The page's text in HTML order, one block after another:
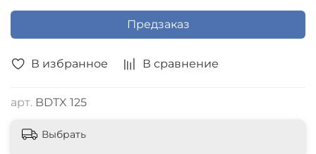
В избранное В сравнение
арт. BDTX 125
Предзаказ
Выбрать